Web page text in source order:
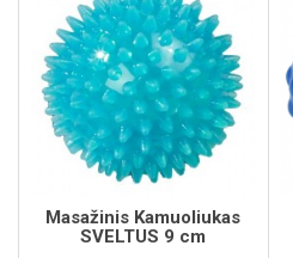
Masažinis Kamuoliukas
SVELTUS 9 cm